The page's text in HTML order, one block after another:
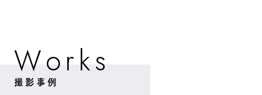
Works
撮影事例